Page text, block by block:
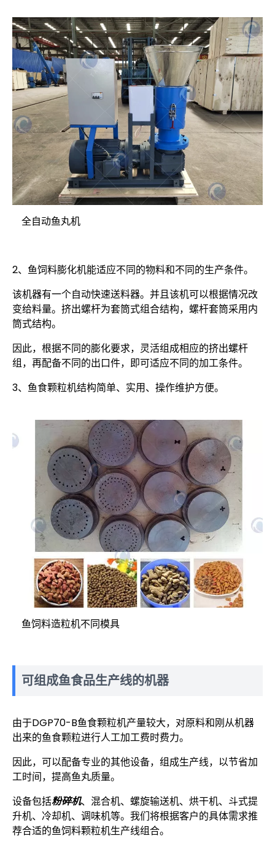
全自动鱼丸机
2、鱼饲料膨化机能适应不同的物料和不同的生产条件。
该机器有一个自动快速送料器。并且该机可以根据情况改
变给料量。挤出螺杆为套筒式组合结构，螺杆套筒采用内
筒式结构。
因此，根据不同的膨化要求，灵活组成相应的挤出螺杆
组，再配备不同的出口件，即可适应不同的加工条件。
3、鱼食颗粒机结构简单、实用、操作维护方便。
鱼饲料造粒机不同模具
可组成鱼食品生产线的机器
由于DGP70-B鱼食颗粒机产量较大，对原料和刚从机器
出来的鱼食颗粒进行人工加工费时费力。
因此，可以配备专业的其他设备，组成生产线，以节省加
工时间，提高鱼丸质量。
设备包括粉碎机、混合机、螺旋输送机、烘干机、斗式提
升机、冷却机、调味机等。我们将根据客户的具体需求推
荐合适的鱼饲料颗粒机生产线组合。